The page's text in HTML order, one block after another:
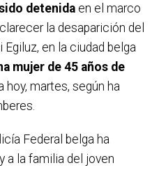
detenidaen el marco
la desaparición del
en la ciudad belga
mujer de 45 años de
hoy, martes, según ha
Federal belga ha
a la familia del joven